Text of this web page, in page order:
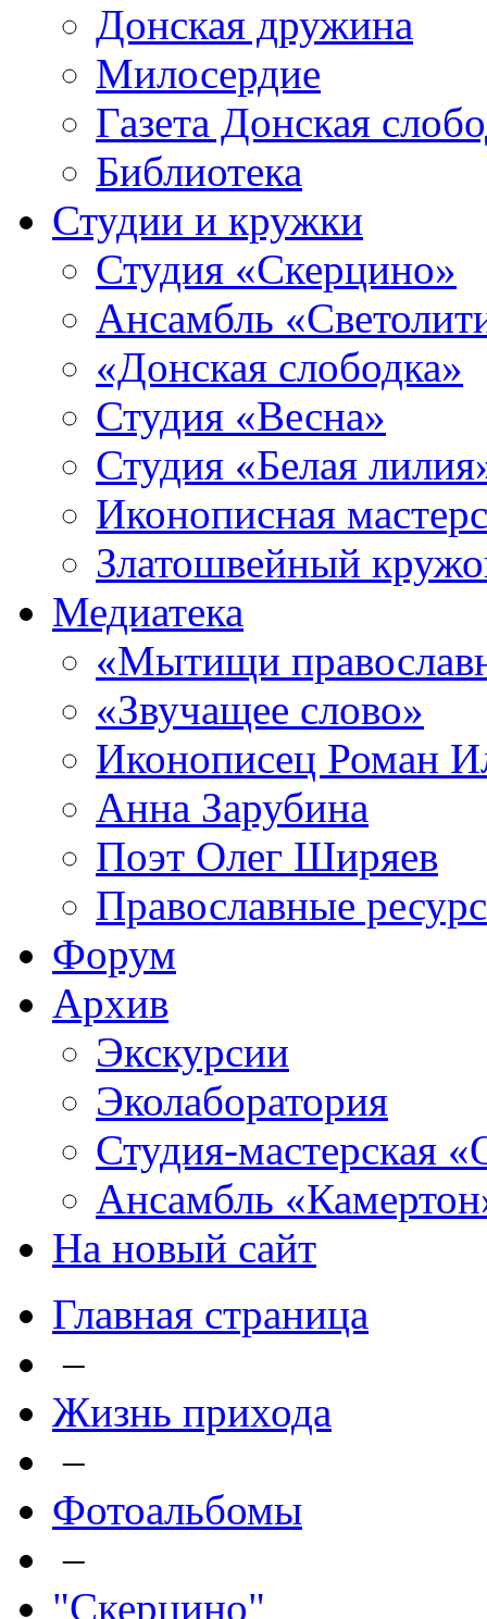
Донская дружина
Милосердие
Газета Донская
Библиотека
Студии и кружки
Студия «Скерцино»
Ансамбль
«Донская слободка»
Студия «Весна»
Студия «Белая
Иконописная
Златошвейный
Медиатека
«Мытищи
«Звучащее слово»
Иконописец Роман
Анна Зарубина
Поэт Олег Ширяев
Православные
Форум
Архив
Экскурсии
Эколаборатория
Студия-мастерская
Ансамбль
На новый сайт
Главная страница
–
Жизнь прихода
–
Фотоальбомы
–
"Скерцино"